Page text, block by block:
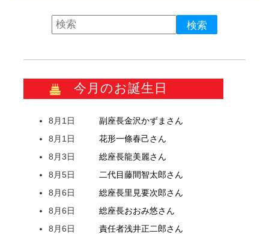
今月のお誕生日
8月1日 副座長金沢かずま さん
8月1日
花形一條春己さん
8月3日
総座長龍美麗さん
8月5日
二代目藤間智太郎さん
8月6日
総座長里見要次郎さん
8月6日
総座長おおみ悠さん
8月6日
責任者浅井正二郎さん